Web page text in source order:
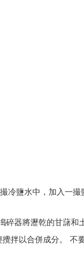
冷鹽水中，加入一
器將瀝乾的甘藷和
拌以合併成分。 不